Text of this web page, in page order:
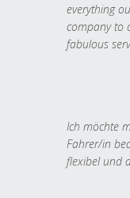
everything
company to
fabulous
Ich möchte
Fahrer/in
flexibel und